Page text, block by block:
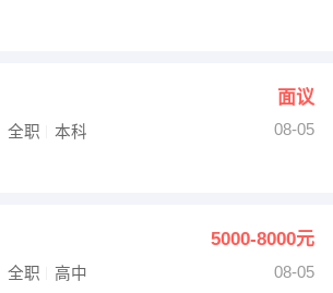
面议
全职 本科
08-05
5000-8000元
全职 高中
08-05